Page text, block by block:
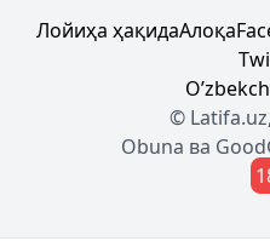
Лойиҳа ҳақидаАлоқа
©
Obuna ва